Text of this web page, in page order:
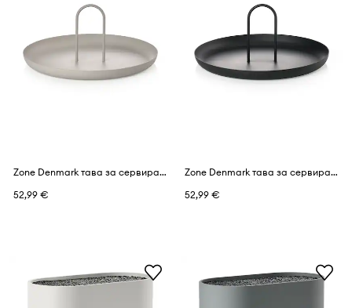
Zone Denmark тава за сервиране от прахово боядисана стомана 30 cm
52,99 €
Zone Denmark тава за сервиране от прахово боядисана стомана 30 cm
52,99 €